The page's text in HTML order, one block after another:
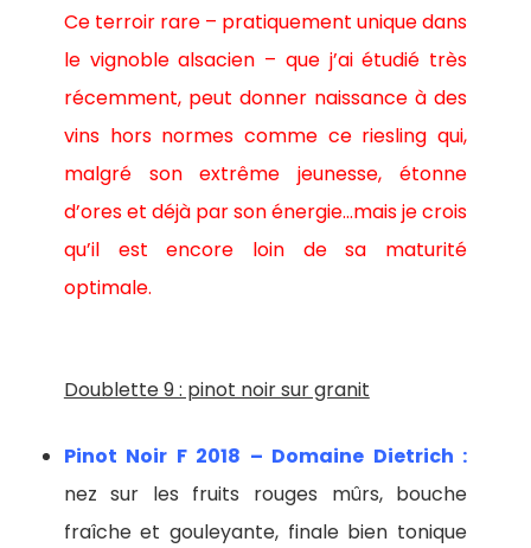
Ce terroir rare – pratiquement unique dans
le vignoble alsacien – que j’ai étudié très
récemment, peut donner naissance à des
vins hors normes comme ce riesling qui,
malgré son extrême jeunesse, étonne
d’ores et déjà par son énergie…mais je crois
qu’il est encore loin de sa maturité
optimale.
Doublette 9 : pinot noir sur granit
Pinot Noir F 2018 – Domaine Dietrich :
nez sur les fruits rouges mûrs, bouche
fraîche et gouleyante, finale bien tonique